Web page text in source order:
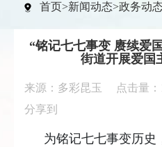
首页>新闻动态>政务动
“铭记七七事变 赓续
街道开展爱国
来源：多彩昆玉 点击量：
分享到
为铭记七七事变历史